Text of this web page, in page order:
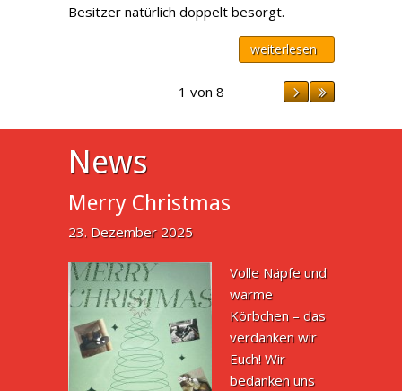
Besitzer natürlich doppelt besorgt.
weiterlesen
1 von 8
News
Merry Christmas
23. Dezember 2025
Volle Näpfe und
warme
Körbchen – das
verdanken wir
Euch! Wir
bedanken uns